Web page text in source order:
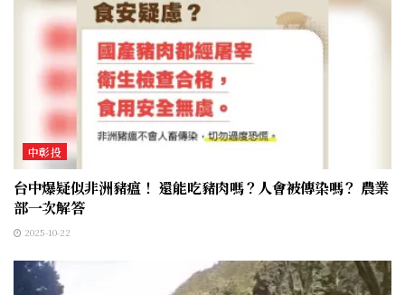
中彰投
台中爆疑似非洲豬瘟！ 還能吃豬肉嗎？人會被傳染嗎？ 農業
部一次解答
2025-10-22